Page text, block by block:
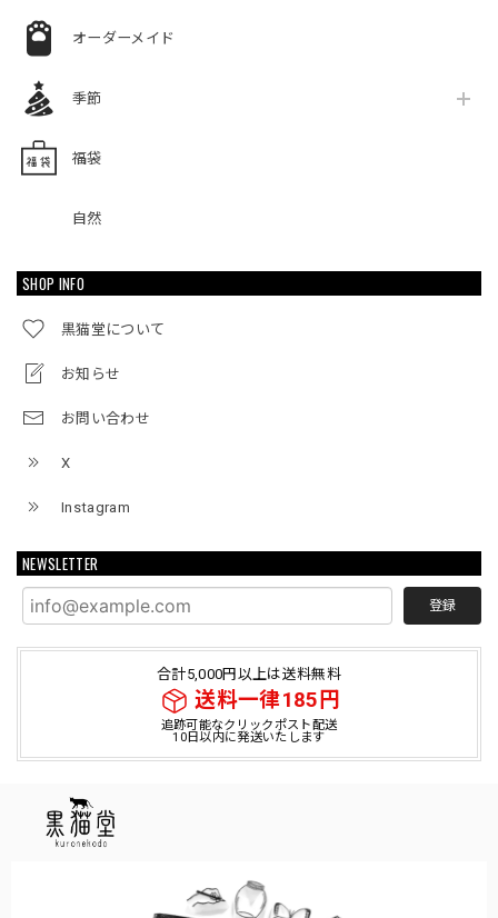
オーダーメイド
季節
福袋
自然
SHOP INFO
黒猫堂について
お知らせ
お問い合わせ
X
Instagram
NEWSLETTER
登録
合計5,000円以上は送料無料
送料一律185円
追跡可能なクリックポスト配送
10日以内に発送いたします